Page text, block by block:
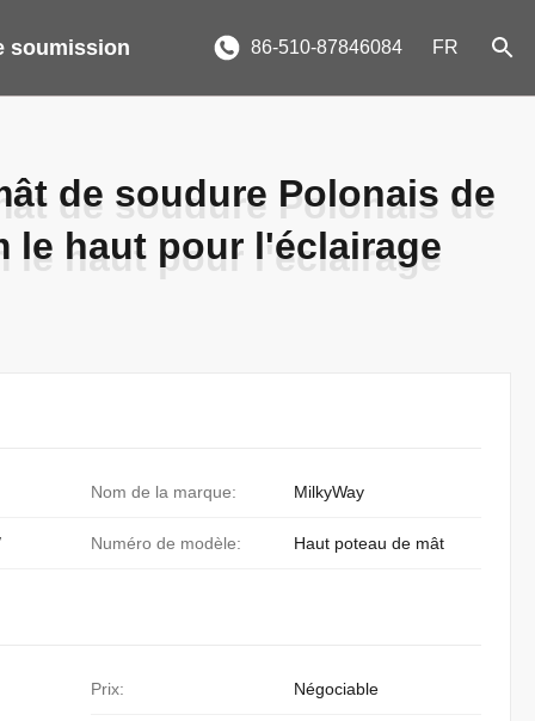
soumission 86-510-87846084 FR
de soudure Polonais de
le haut pour l'éclairage
de soudure Polonais de
le haut pour l'éclairage
Nom de la marque: MilkyWay
Numéro de modèle: Haut poteau de mât
Prix: Négociable